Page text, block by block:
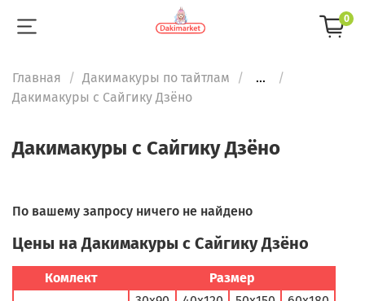
0
Главная Дакимакуры по тайтлам
...
Дакимакуры с Сайгику Дзёно
Дакимакуры с Сайгику Дзёно
По вашему запросу ничего не найдено
Цены на Дакимакуры с Сайгику Дзёно
Комлект Размер